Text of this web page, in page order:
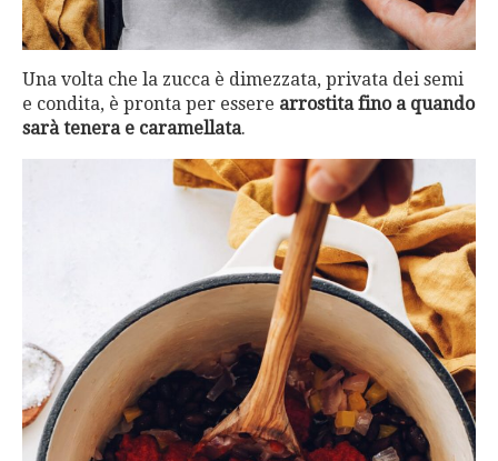
Una volta che la zucca è dimezzata, privata dei semi
e condita, è pronta per essere arrostita fino a quando
sarà tenera e caramellata.